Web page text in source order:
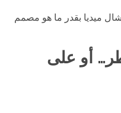
ميديا بقدر ما هو مصمم
أو على